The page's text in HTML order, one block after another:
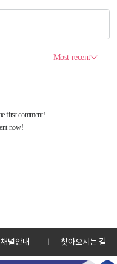
채널안내 찾아오시는 길